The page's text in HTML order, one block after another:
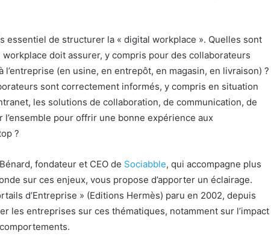
essentiel de structurer la « digital workplace ». Quelles sont
doit assurer, y compris pour des collaborateurs
(en usine, en entrepôt, en magasin, en livraison) ?
sont correctement informés, y compris en situation
les solutions de collaboration, de communication, de
pour offrir une bonne expérience aux
?
fondateur et CEO de Sociabble, qui accompagne plus
sur ces enjeux, vous propose d’apporter un éclairage.
d’Entreprise » (Editions Hermès) paru en 2002, depuis
les entreprises sur ces thématiques, notamment sur l’impact